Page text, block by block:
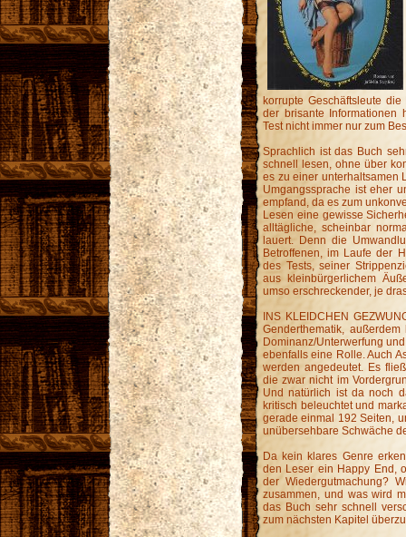
korrupte Geschäftsleute
der brisante Informationen
Test nicht immer nur zum
Sprachlich ist das Buch
schnell lesen, ohne über
es zu einer unterhaltsamen
Umgangssprache ist eher
empfand, da es zum
Lesen eine gewisse
alltägliche, scheinbar
lauert. Denn die
Betroffenen, im Laufe der
des Tests, seiner
aus kleinbürgerlichem
umso erschreckender, je
INS KLEIDCHEN
Genderthematik,
Dominanz/Unterwerfung
ebenfalls eine Rolle. Auch
werden angedeutet. Es
die zwar nicht im
Und natürlich ist da noch
kritisch beleuchtet und
gerade einmal 192 Seiten,
unübersehbare Schwäche
Da kein klares Genre
den Leser ein Happy End,
der Wiedergutmachung?
zusammen, und was wird
das Buch sehr schnell
zum nächsten Kapitel